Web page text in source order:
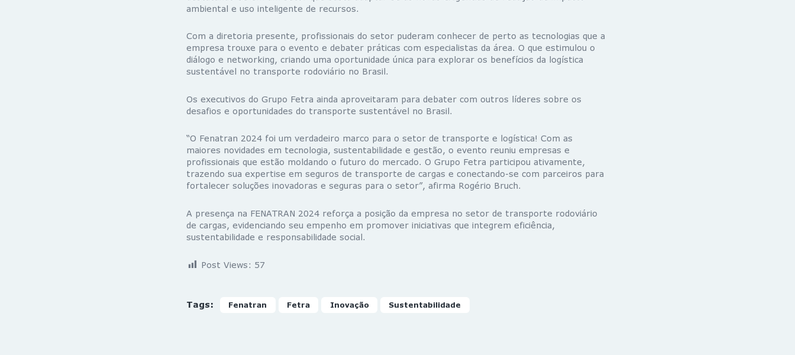
ambiental e uso inteligente de recursos.
Com a diretoria presente, profissionais do setor puderam conhecer de perto as tecnologias que a
empresa trouxe para o evento e debater práticas com especialistas da área. O que estimulou o
diálogo e networking, criando uma oportunidade única para explorar os benefícios da logística
sustentável no transporte rodoviário no Brasil.
Os executivos do Grupo Fetra ainda aproveitaram para debater com outros líderes sobre os
desafios e oportunidades do transporte sustentável no Brasil.
“O Fenatran 2024 foi um verdadeiro marco para o setor de transporte e logística! Com as
maiores novidades em tecnologia, sustentabilidade e gestão, o evento reuniu empresas e
profissionais que estão moldando o futuro do mercado. O Grupo Fetra participou ativamente,
trazendo sua expertise em seguros de transporte de cargas e conectando-se com parceiros para
fortalecer soluções inovadoras e seguras para o setor”, afirma Rogério Bruch.
A presença na FENATRAN 2024 reforça a posição da empresa no setor de transporte rodoviário
de cargas, evidenciando seu empenho em promover iniciativas que integrem eficiência,
sustentabilidade e responsabilidade social.
Post Views: 57
Tags: Fenatran Fetra Inovação Sustentabilidade